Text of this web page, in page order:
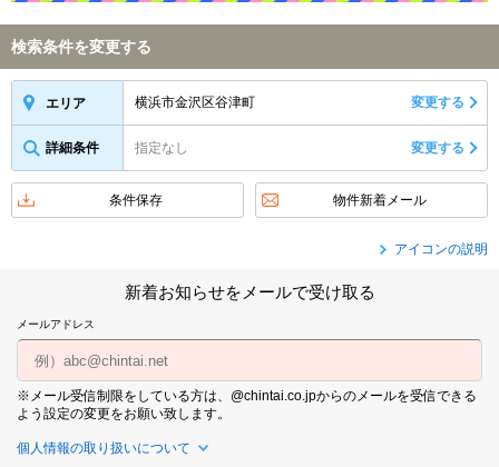
検索条件を変更する
エリア 横浜市金沢区谷津町 変更する
詳細条件 指定なし 変更する
条件保存 物件新着メール
アイコンの説明
新着お知らせをメールで受け取る
メールアドレス
※メール受信制限をしている方は、@chintai.co.jpからのメールを受信できる
よう設定の変更をお願い致します。
個人情報の取り扱いについて